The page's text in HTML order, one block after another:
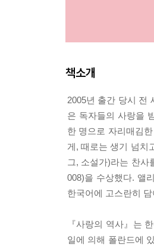
책소개
2005년 출간 당시 전
은 독자들의 사랑을
한 명으로 자리매김
게, 때로는 생기 넘치
그, 소설가)라는 찬사
008)을 수상했다. 앨
한국어에 고스란히
『사랑의 역사』는
일에 의해 폴란드에